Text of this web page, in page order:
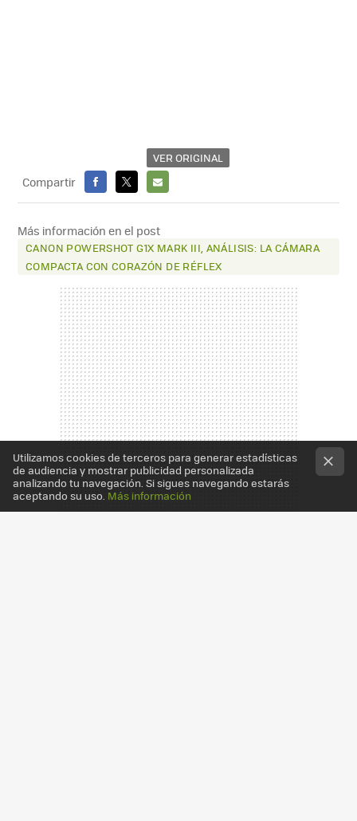
VER ORIGINAL
Compartir
FACEBOOK
X
E-
MAIL
Más información en el post
CANON POWERSHOT G1X MARK III, ANÁLISIS: LA CÁMARA
COMPACTA CON CORAZÓN DE RÉFLEX
Utilizamos cookies de terceros para generar estadísticas
de audiencia y mostrar publicidad personalizada
analizando tu navegación. Si sigues navegando estarás
aceptando su uso. Más información